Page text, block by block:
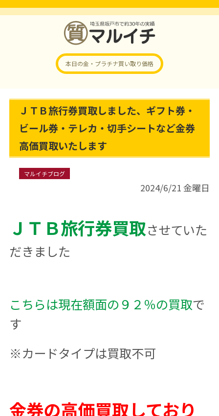
本日の金・プラチナ買い取り価格
ＪＴＢ旅行券買取しました、ギフト券・
ビール券・テレカ・切手シートなど金券
高価買取いたします
マルイチブログ
2024/6/21 金曜日
ＪＴＢ旅行券買取させていた
だきました
こちらは現在額面の９２％の買取で
す
※カードタイプは買取不可
金券の高価買取しており